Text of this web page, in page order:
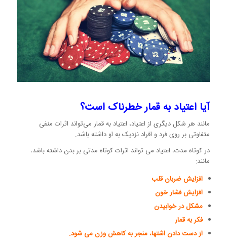
آیا اعتیاد به قمار خطرناک است؟
مانند هر شکل دیگری از اعتیاد، اعتیاد به قمار می‌تواند اثرات منفی
متفاوتی بر روی فرد و افراد نزدیک به او داشته باشد.
در کوتاه مدت، اعتیاد می تواند اثرات کوتاه مدتی بر بدن داشته باشد،
مانند:
افزایش ضربان قلب
افزایش فشار خون
مشکل در خوابیدن
فکر به قمار
از دست دادن اشتها، منجر به کاهش وزن می شود.